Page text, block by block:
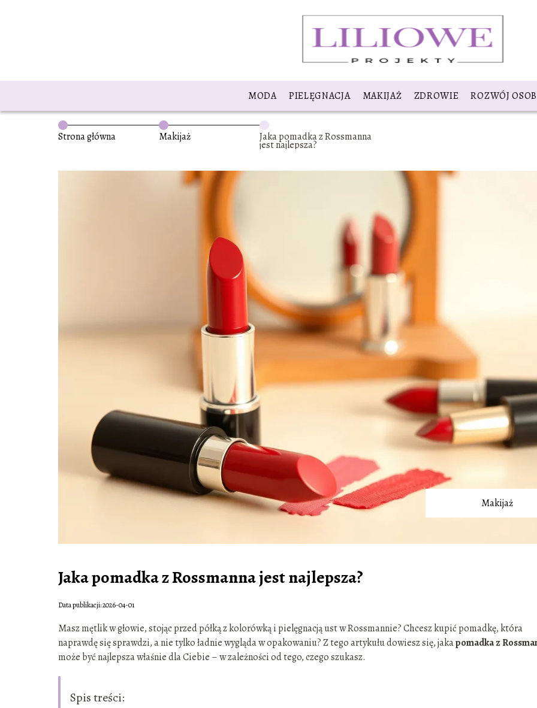
MODA PIELĘGNACJA MAKIJAŻ ZDROWIE ROZWÓJ
Strona główna Makijaż Jaka pomadka z Rossmanna
jest najlepsza?
Makijaż
Jaka pomadka z Rossmanna jest najlepsza?
Data publikacji: 2026-04-01
Masz mętlik w głowie, stojąc przed półką z kolorówką i pielęgnacją ust w Rossmannie? Chcesz kupić pomadkę, która
naprawdę się sprawdzi, a nie tylko ładnie wygląda w opakowaniu? Z tego artykułu dowiesz się, jakapomadka z
może być najlepsza właśnie dla Ciebie – w zależności od tego, czego szukasz.
Spis treści: